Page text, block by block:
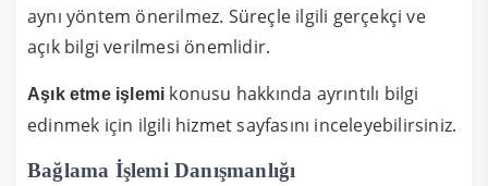
aynı yöntem önerilmez. Süreçle ilgili gerçekçi ve
açık bilgi verilmesi önemlidir.
Aşık etme işlemi konusu hakkında ayrıntılı bilgi
edinmek için ilgili hizmet sayfasını inceleyebilirsiniz.
Bağlama İşlemi Danışmanlığı